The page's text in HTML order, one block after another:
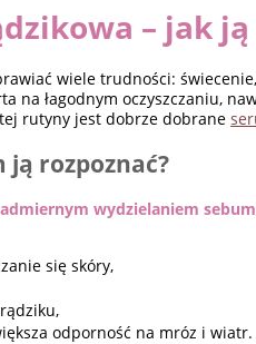
– jak
wiele trudności:
na łagodnym oczyszczaniu,
rutyny jest dobrze dobrane
ją rozpoznać?
wydzielaniem sebum
się skóry,
odporność na mróz i wiatr.